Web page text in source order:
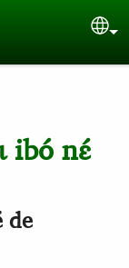
ibó nɛ́
de